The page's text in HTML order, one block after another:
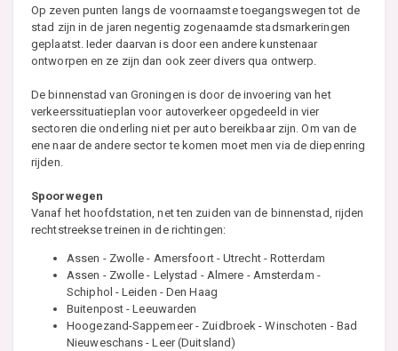
Op zeven punten langs de voornaamste toegangswegen tot de
stad zijn in de jaren negentig zogenaamde stadsmarkeringen
geplaatst. Ieder daarvan is door een andere kunstenaar
ontworpen en ze zijn dan ook zeer divers qua ontwerp.
De binnenstad van Groningen is door de invoering van het
verkeerssituatieplan voor autoverkeer opgedeeld in vier
sectoren die onderling niet per auto bereikbaar zijn. Om van de
ene naar de andere sector te komen moet men via de diepenring
rijden.
Spoorwegen
Vanaf het hoofdstation, net ten zuiden van de binnenstad, rijden
rechtstreekse treinen in de richtingen:
Assen - Zwolle - Amersfoort - Utrecht - Rotterdam
Assen - Zwolle - Lelystad - Almere - Amsterdam -
Schiphol - Leiden - Den Haag
Buitenpost - Leeuwarden
Hoogezand-Sappemeer - Zuidbroek - Winschoten - Bad
Nieuweschans - Leer (Duitsland)